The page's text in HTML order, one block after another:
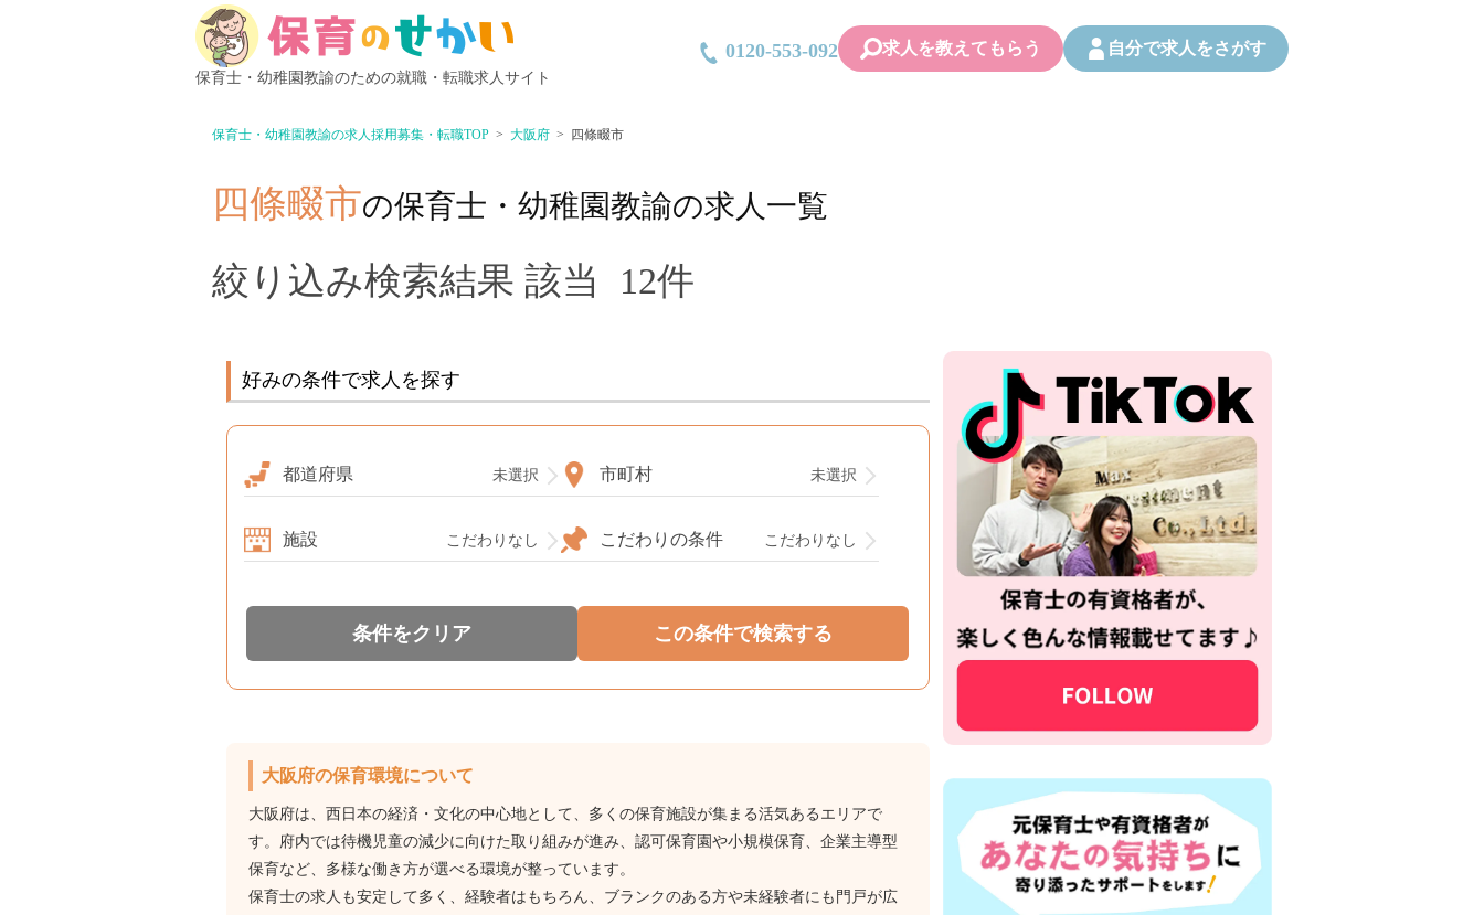
保育士・幼稚園教諭のための就職・転職求人サイト
0120-553-092 求人を教えてもらう 自分で求人をさがす
保育士・幼稚園教諭の求人採用募集・転職TOP 大阪府 四條畷市
四條畷市の保育士・幼稚園教諭の求人一覧
絞り込み検索結果 該当 12件
好みの条件で求人を探す
都道府県 未選択 市町村 未選択
施設 こだわりなし こだわりの条件 こだわりなし
条件をクリア
大阪府の保育環境について
大阪府は、西日本の経済・文化の中心地として、多くの保育施設が集まる活気あるエリアで
す。府内では待機児童の減少に向けた取り組みが進み、認可保育園や小規模保育、企業主導型
保育など、多様な働き方が選べる環境が整っています。
保育士の求人も安定して多く、経験者はもちろん、ブランクのある方や未経験者にも門戸が広